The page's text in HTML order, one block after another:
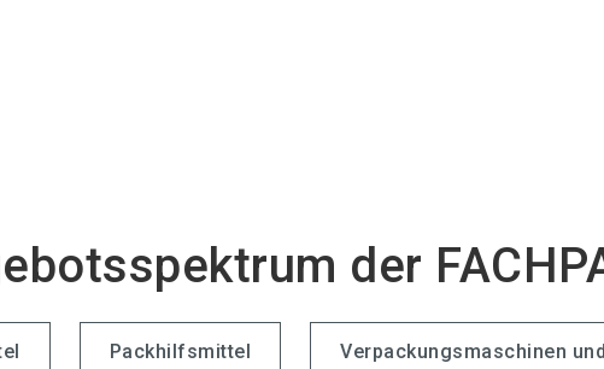
der
Packhilfsmittel Verpackungsmaschinen